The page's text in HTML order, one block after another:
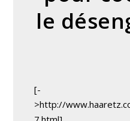
le
[-
>http://